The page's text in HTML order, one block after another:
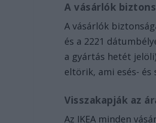
A vásárlók
A vásárlók
és a 2221
a gyártás hetét
eltörik, ami esés- és
Visszakapják az
Az IKEA minden